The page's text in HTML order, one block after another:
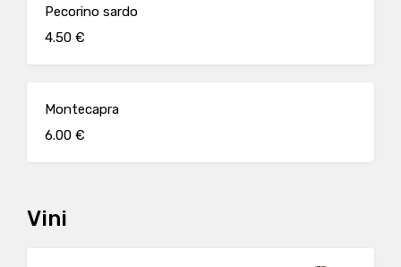
Pecorino sardo
4.50 €
Montecapra
6.00 €
Vini